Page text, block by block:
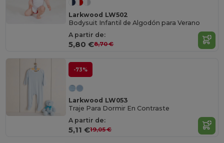
Larkwood LW502
Bodysuit Infantil de Algodón para Verano
A partir de:
5,80 €8,70 €
-73%
Larkwood LW053
Traje Para Dormir En Contraste
A partir de:
5,11 €19,05 €